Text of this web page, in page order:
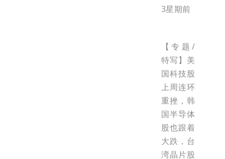
3星期前
【专题/
特写】美
国科技股
上周连环
重挫，韩
国半导体
股也跟着
大跌，台
湾晶片股